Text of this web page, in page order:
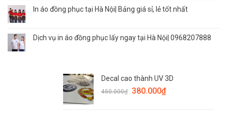
In áo đồng phục tại Hà Nội| Bảng giá sỉ, lẻ tốt nhất
Dịch vụ in áo đồng phục lấy ngay tại Hà Nội| 0968207888
Decal cao thành UV 3D
450.000₫ 380.000₫